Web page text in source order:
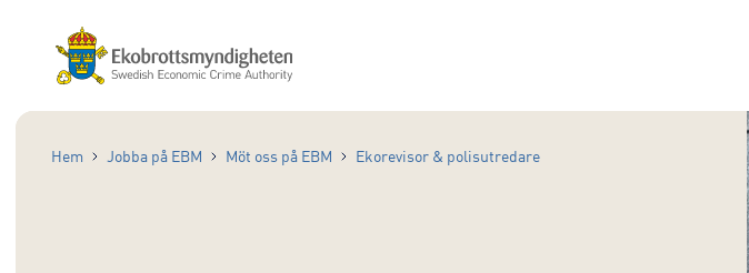
Hem Jobba på EBM Möt oss på EBM Ekorevisor & polisutredare